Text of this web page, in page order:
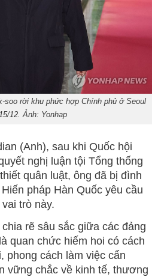
soo rời khu phức hợp Chính phủ ở Seoul
12. Ảnh: Yonhap
(Anh), sau khi Quốc hội
nghị luận tội Tổng thống
quân luật, ông đã bị đình
pháp Hàn Quốc yêu cầu
trò này.
rẽ sâu sắc giữa các đảng
quan chức hiếm hoi có cách
phong cách làm việc cẩn
vững chắc về kinh tế, thương